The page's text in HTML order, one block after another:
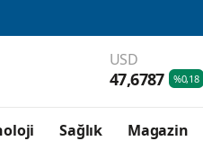
USD
47,6787 %0,18
Sağlık Magazin